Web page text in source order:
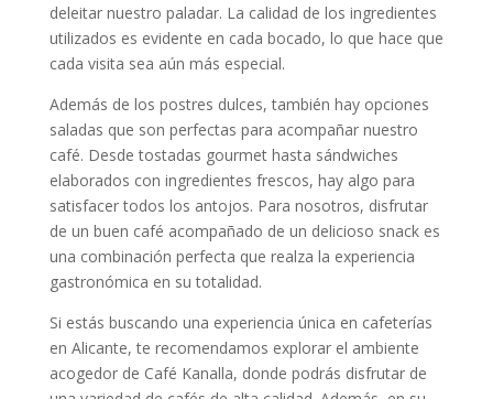
deleitar nuestro paladar. La calidad de los ingredientes
utilizados es evidente en cada bocado, lo que hace que
cada visita sea aún más especial.
Además de los postres dulces, también hay opciones
saladas que son perfectas para acompañar nuestro
café. Desde tostadas gourmet hasta sándwiches
elaborados con ingredientes frescos, hay algo para
satisfacer todos los antojos. Para nosotros, disfrutar
de un buen café acompañado de un delicioso snack es
una combinación perfecta que realza la experiencia
gastronómica en su totalidad.
Si estás buscando una experiencia única en cafeterías
en Alicante, te recomendamos explorar el ambiente
acogedor de Café Kanalla, donde podrás disfrutar de